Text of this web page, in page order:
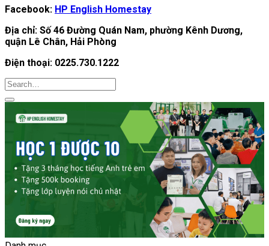
Facebook: HP English Homestay
Địa chỉ: Số 46 Đường Quán Nam, phường Kênh Dương,
quận Lê Chân, Hải Phòng
Điện thoại: 0225.730.1222